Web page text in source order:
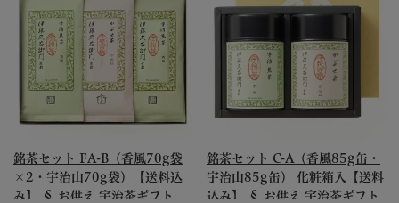
銘茶セット FA-B（香風70g袋
×2・宇治山70g袋）【送料込
み】 § お供え 宇治茶ギフト
銘茶セット C-A（香風85g缶・
宇治山85g缶） 化粧箱入【送料
込み】 § お供え 宇治茶ギフト